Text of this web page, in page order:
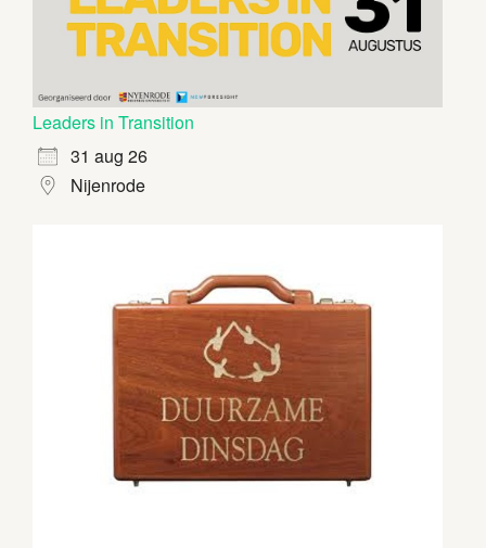
Leaders in Transition
31 aug 26
Nijenrode